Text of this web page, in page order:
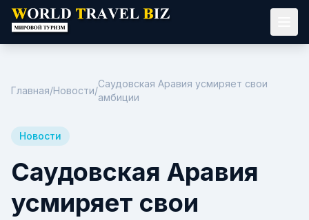
Главная/Новости/
Саудовская Аравия усмиряет свои
амбиции
Новости
Саудовская Аравия
усмиряет свои